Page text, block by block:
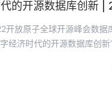
开放原子全球开源峰会数据
经济时代的开源数据库创新
促进数字经济产业快速发展